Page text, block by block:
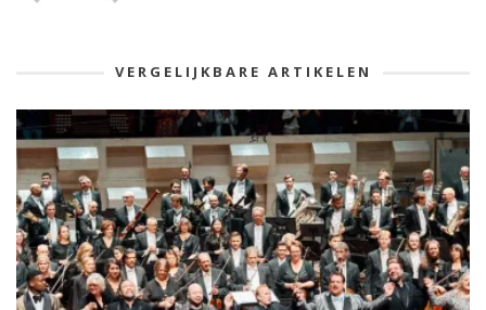
VERGELIJKBARE ARTIKELEN